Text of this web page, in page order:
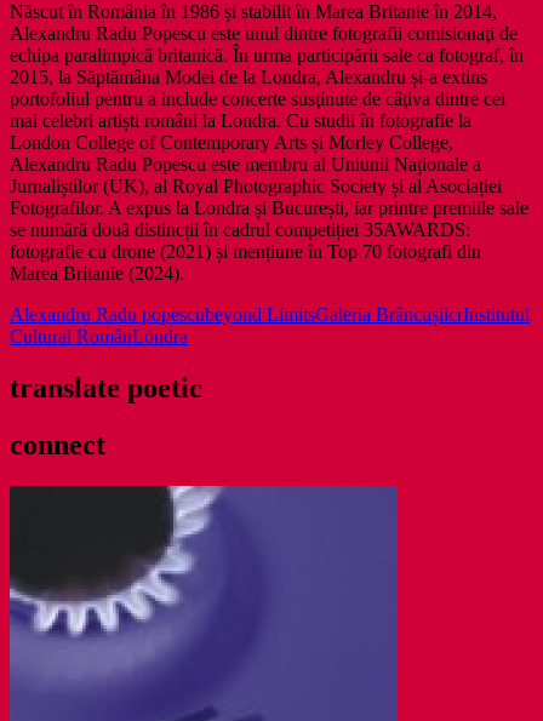
Născut în România în 1986 și stabilit în Marea Britanie în 2014,
Alexandru Radu Popescu este unul dintre fotografii comisionaţi de
echipa paralimpică britanică. În urma participării sale ca fotograf, în
2015, la Săptămâna Modei de la Londra, Alexandru și-a extins
portofoliul pentru a include concerte susţinute de câţiva dintre cei
mai celebri artiști români la Londra. Cu studii în fotografie la
London College of Contemporary Arts și Morley College,
Alexandru Radu Popescu este membru al Uniunii Naționale a
Jurnaliștilor (UK), al Royal Photographic Society și al Asociației
Fotografilor. A expus la Londra și București, iar printre premiile sale
se numără două distincții în cadrul competiției 35AWARDS:
fotografie cu drone (2021) și mențiune în Top 70 fotografi din
Marea Britanie (2024).
Alexandru Radu popescubeyond LimitsGaleria BrâncușiicrInstitutul
Cultural RomânLondra
translate poetic
connect